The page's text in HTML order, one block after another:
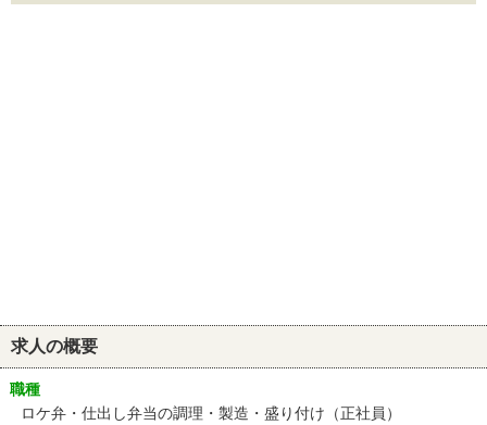
求人の概要
職種
ロケ弁・仕出し弁当の調理・製造・盛り付け（正社員）